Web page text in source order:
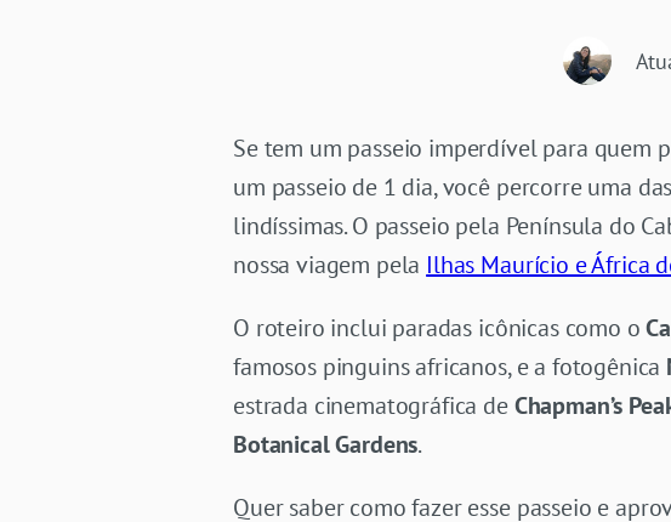
Se tem um passeio imperdível para quem
um passeio de 1 dia, você percorre uma
lindíssimas. O passeio pela Península do
nossa viagem pela Ilhas Maurício e África
O roteiro inclui paradas icônicas como o
famosos pinguins africanos, e a fotogênica
estrada cinematográfica deChapman’s
Botanical Gardens.
Quer saber como fazer esse passeio e